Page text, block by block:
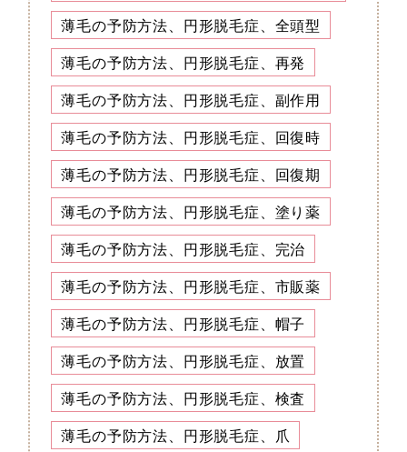
薄毛の予防方法、円形脱毛症、全頭型
薄毛の予防方法、円形脱毛症、再発
薄毛の予防方法、円形脱毛症、副作用
薄毛の予防方法、円形脱毛症、回復時
薄毛の予防方法、円形脱毛症、回復期
薄毛の予防方法、円形脱毛症、塗り薬
薄毛の予防方法、円形脱毛症、完治
薄毛の予防方法、円形脱毛症、市販薬
薄毛の予防方法、円形脱毛症、帽子
薄毛の予防方法、円形脱毛症、放置
薄毛の予防方法、円形脱毛症、検査
薄毛の予防方法、円形脱毛症、爪